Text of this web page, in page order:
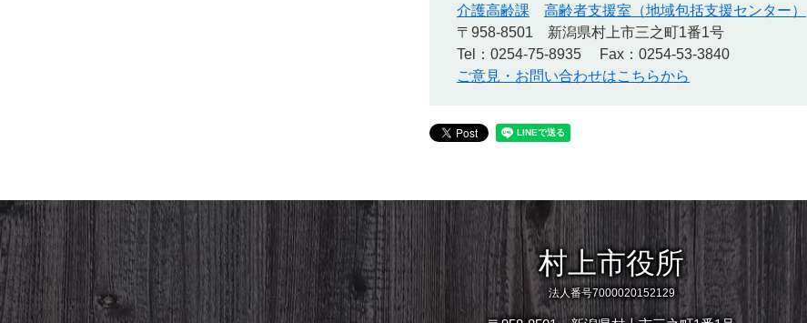
介護高齢課
高齢者支援室（地域包括支援センター）
〒958-8501
新潟県村上市三之町1番1号
Tel：0254-75-8935
Fax：0254-53-3840
ご意見・お問い合わせはこちらから
村上市役所
法人番号7000020152129